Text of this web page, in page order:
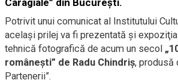
Caragiale” din Bucureşti.
Potrivit unui comunicat al Institutului
acelaşi prilej va fi prezentată şi
tehnică fotografică de acum un secol
româneşti” de Radu Chindriş, produsă
Partenerii”.